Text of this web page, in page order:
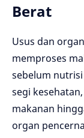
Berat
Usus dan
memproses
sebelum
segi
makanan
organ